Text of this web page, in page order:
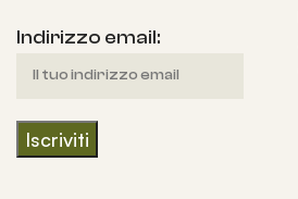
Indirizzo email: